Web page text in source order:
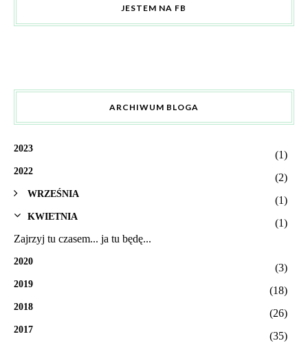
JESTEM NA FB
ARCHIWUM BLOGA
2023
(1)
2022
(2)
WRZEŚNIA
(1)
KWIETNIA
(1)
Zajrzyj tu czasem... ja tu będę...
2020
(3)
2019
(18)
2018
(26)
2017
(35)